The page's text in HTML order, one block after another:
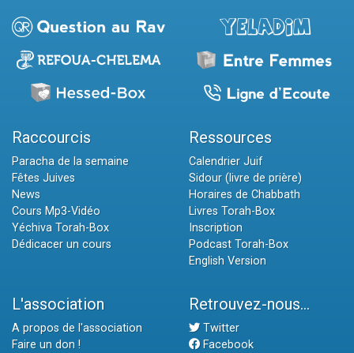
Raccourcis
Paracha de la semaine
Fêtes Juives
News
Cours Mp3-Vidéo
Yéchiva Torah-Box
Dédicacer un cours
Ressources
Calendrier Juif
Sidour (livre de prière)
Horaires de Chabbath
Livres Torah-Box
Inscription
Podcast Torah-Box
English Version
L'association
A propos de l'association
Faire un don !
Retrouvez-nous...
Twitter
Facebook